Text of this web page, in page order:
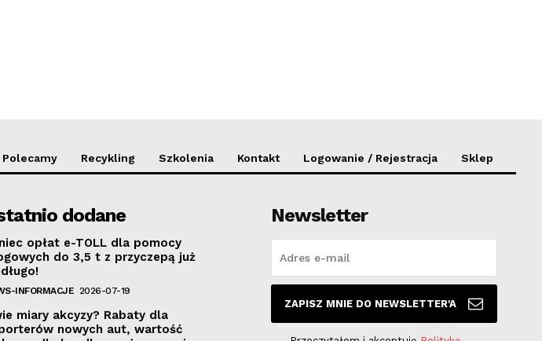
Polecamy Recykling Szkolenia Kontakt Logowanie / Rejestracja Sklep
dodane
opłat e-TOLL dla pomocy
do 3,5 t z przyczepą już
INFORMACJE 2026-07-19
miary akcyzy? Rabaty dla
nowych aut, wartość
Newsletter
ZAPISZ MNIE DO NEWSLETTER'A